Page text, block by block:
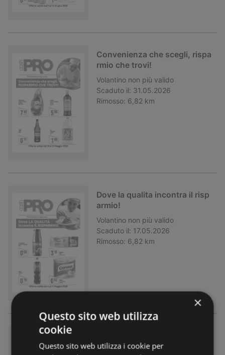
Convenienza che scegli, rispa
rmio che trovi!
Volantino non più valido
Scaduto il: 31.05.2026
Rimosso: 6,82 km
Dove la qualita incontra il risp
armio!
Volantino non più valido
Scaduto il: 17.05.2026
Rimosso: 6,82 km
onveniente!
×
Questo sito web utilizza
cookie
Questo sito web utilizza i cookie per